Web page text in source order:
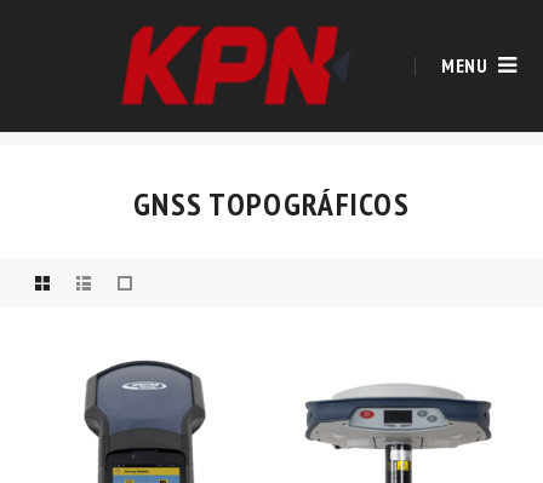
MENU
GNSS TOPOGRÁFICOS